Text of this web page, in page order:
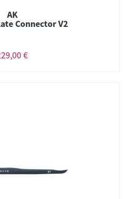
AK
Connector V2
€